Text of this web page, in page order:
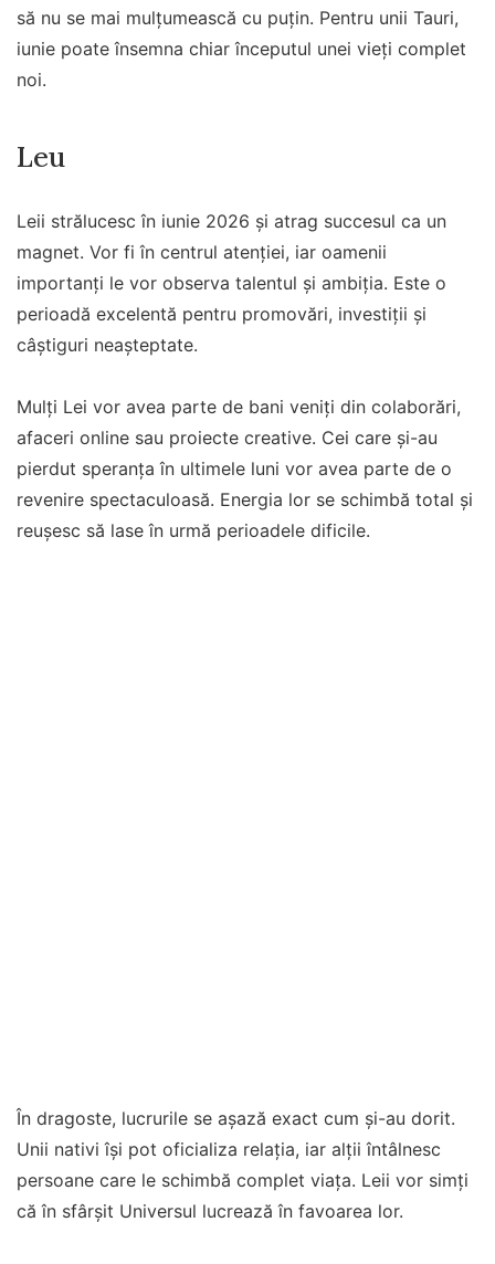
să nu se mai mulțumească cu puțin. Pentru unii Tauri,
iunie poate însemna chiar începutul unei vieți complet
noi.
Leu
Leii strălucesc în iunie 2026 și atrag succesul ca un
magnet. Vor fi în centrul atenției, iar oamenii
importanți le vor observa talentul și ambiția. Este o
perioadă excelentă pentru promovări, investiții și
câștiguri neașteptate.
Mulți Lei vor avea parte de bani veniți din colaborări,
afaceri online sau proiecte creative. Cei care și-au
pierdut speranța în ultimele luni vor avea parte de o
revenire spectaculoasă. Energia lor se schimbă total și
reușesc să lase în urmă perioadele dificile.
În dragoste, lucrurile se așază exact cum și-au dorit.
Unii nativi își pot oficializa relația, iar alții întâlnesc
persoane care le schimbă complet viața. Leii vor simți
că în sfârșit Universul lucrează în favoarea lor.